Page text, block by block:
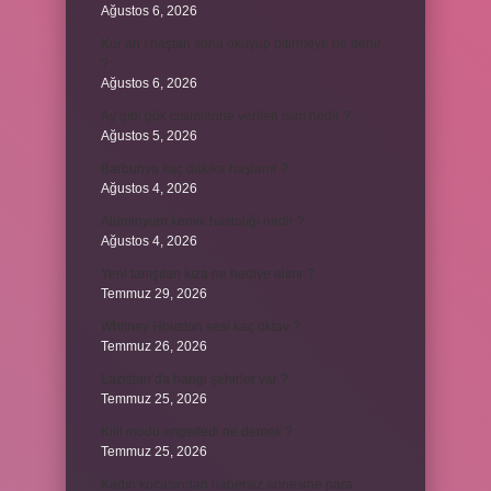
Ağustos 6, 2026
Kur’an’ı baştan sona okuyup bitirmeye ne denir
Ağustos 6, 2026
Ağustos 5, 2026
Ağustos 4, 2026
Ağustos 4, 2026
Temmuz 29, 2026
Temmuz 26, 2026
Temmuz 25, 2026
Temmuz 25, 2026